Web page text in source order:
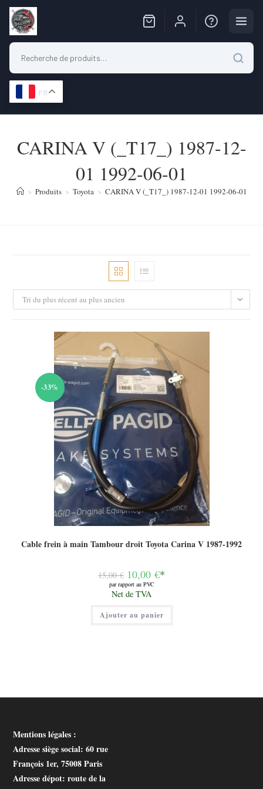
FR
contentCARINA V (_T17_) 1987-12-
01 1992-06-01
> Produits > Toyota > CARINA V (_T17_) 1987-12-01 1992-06-01
Tri du plus récent au plus ancien
-33%
Cable frein à main Tambour droit Toyota Carina V 1987-1992
15,00€ Le
prix
initial
était :
15,00 €.
10,00 €*
par rapport au PVC
Le
prix
actuel
est :
10,00 €.
Net de TVA
Ajouter au panier
Mentions légales :
Adresse siège social: 60 rue
François 1er, 75008 Paris
Adresse dépot: route de la